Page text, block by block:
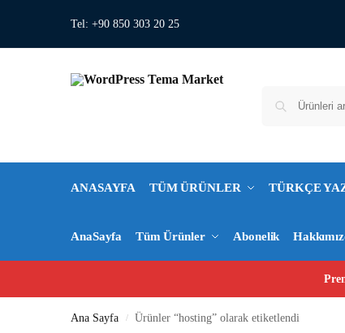
Tel: +90 850 303 20 25
ANASAYFA TÜM ÜRÜNLER TÜRKÇE
AnaSayfa Tüm Ürünler Abonelik
Ana Sayfa / Ürünler “hosting” olarak etiketlendi